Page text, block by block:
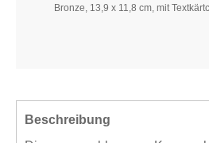
Bronze, 13,9 x 11,8 cm, mit
Beschreibung